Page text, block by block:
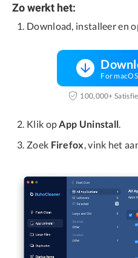
Zo werkt het:
Download, installeer en
For
100,000+
Klik opApp Uninstall.
Zoek Firefox, vink het